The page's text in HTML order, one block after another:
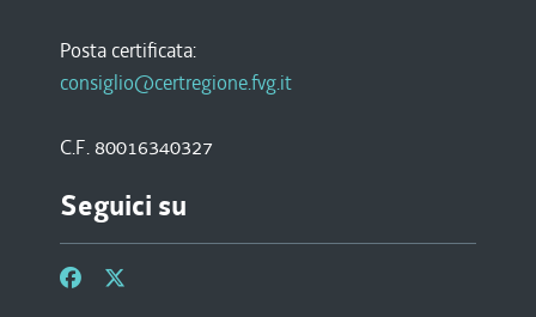
Posta certificata:
consiglio@certregione.fvg.it
C.F. 80016340327
Seguici su